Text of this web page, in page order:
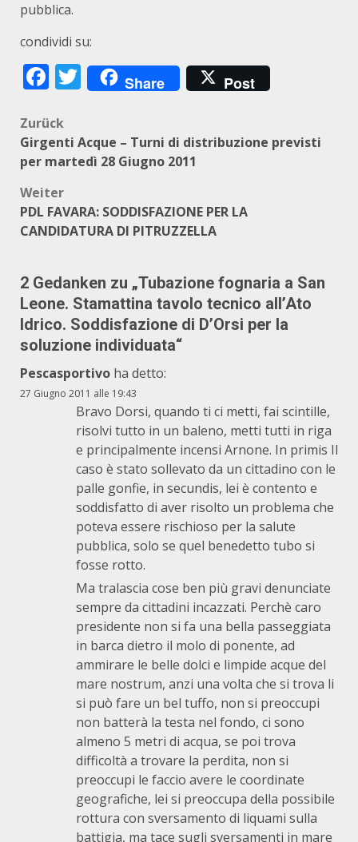
pubblica.
condividi su:
Facebook
Twitter
Share Post
Beitragsnavigation
Zurück
Girgenti Acque – Turni di distribuzione previsti
per martedì 28 Giugno 2011
Weiter
PDL FAVARA: SODDISFAZIONE PER LA
CANDIDATURA DI PITRUZZELLA
2 Gedanken zu „Tubazione fognaria a San
Leone. Stamattina tavolo tecnico all’Ato
Idrico. Soddisfazione di D’Orsi per la
soluzione individuata“
Pescasportivo ha detto:
27 Giugno 2011 alle 19:43
Bravo Dorsi, quando ti ci metti, fai scintille,
risolvi tutto in un baleno, metti tutti in riga
e principalmente incensi Arnone. In primis Il
caso è stato sollevato da un cittadino con le
palle gonfie, in secundis, lei è contento e
soddisfatto di aver risolto un problema che
poteva essere rischioso per la salute
pubblica, solo se quel benedetto tubo si
fosse rotto.
Ma tralascia cose ben più gravi denunciate
sempre da cittadini incazzati. Perchè caro
presidente non si fa una bella passeggiata
in barca dietro il molo di ponente, ad
ammirare le belle dolci e limpide acque del
mare nostrum, anzi una volta che si trova li
si può fare un bel tuffo, non si preoccupi
non batterà la testa nel fondo, ci sono
almeno 5 metri di acqua, se poi trova
difficoltà a trovare la perdita, non si
preoccupi le faccio avere le coordinate
geografiche, lei si preoccupa della possibile
rottura con sversamento di liquami sulla
battigia, ma tace sugli sversamenti in mare